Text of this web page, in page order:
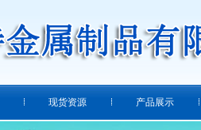
现货资源 产品展示